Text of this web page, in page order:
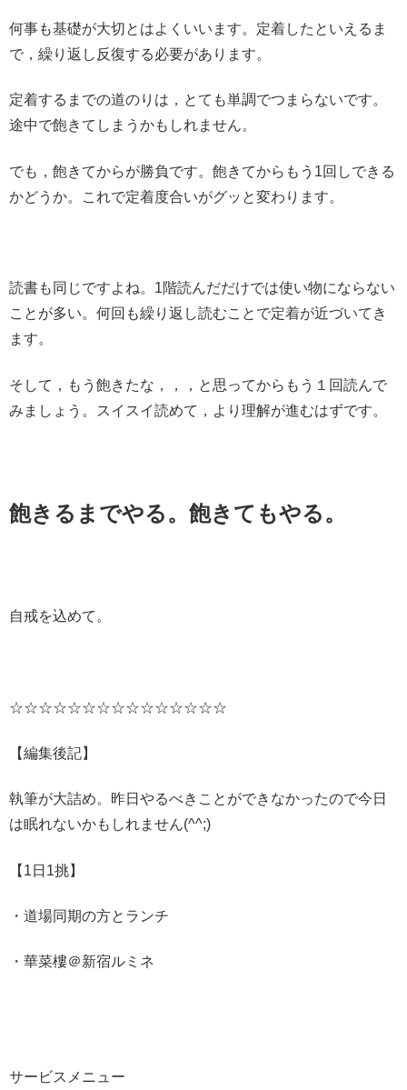
何事も基礎が大切とはよくいいます。定着したといえるま
で，繰り返し反復する必要があります。
定着するまでの道のりは，とても単調でつまらないです。
途中で飽きてしまうかもしれません。
でも，飽きてからが勝負です。飽きてからもう1回しできる
かどうか。これで定着度合いがグッと変わります。
読書も同じですよね。1階読んだだけでは使い物にならない
ことが多い。何回も繰り返し読むことで定着が近づいてき
ます。
そして，もう飽きたな，，，と思ってからもう１回読んで
みましょう。スイスイ読めて，より理解が進むはずです。
飽きるまでやる。飽きてもやる。
自戒を込めて。
☆☆☆☆☆☆☆☆☆☆☆☆☆☆☆
【編集後記】
執筆が大詰め。昨日やるべきことができなかったので今日
は眠れないかもしれません(^^;)
【1日1挑】
・道場同期の方とランチ
・華菜樓＠新宿ルミネ
サービスメニュー